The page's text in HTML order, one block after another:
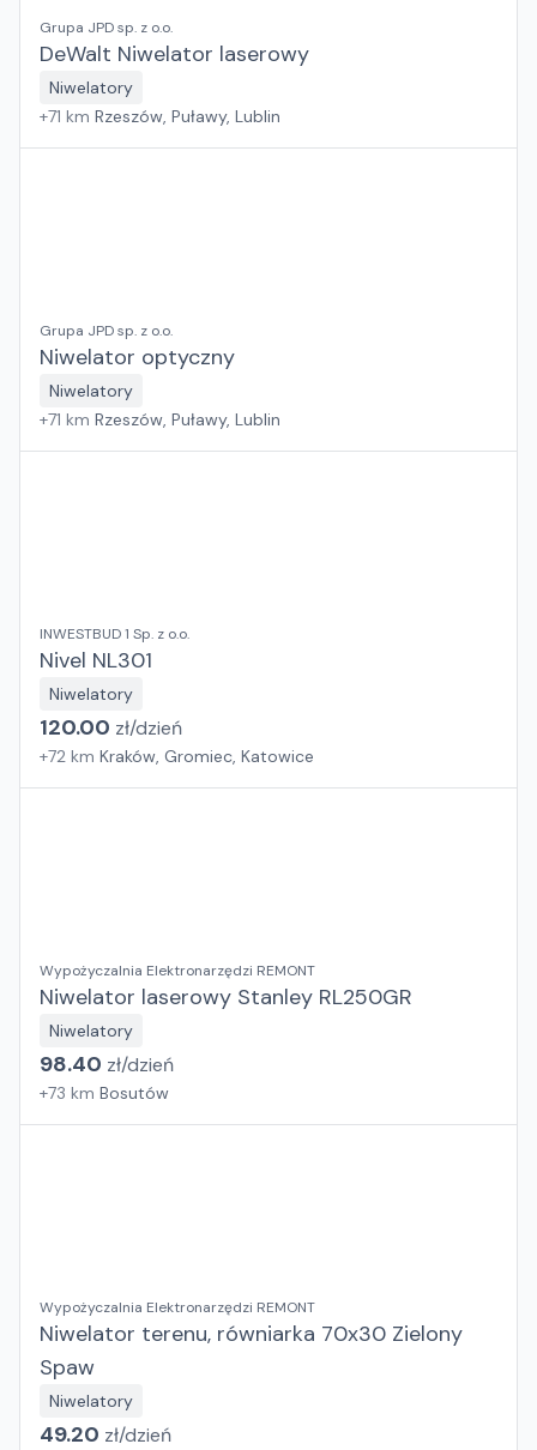
Grupa JPD sp. z o.o.
DeWalt Niwelator laserowy
Niwelatory
+71 km Rzeszów, Puławy, Lublin
Grupa JPD sp. z o.o.
Niwelator optyczny
Niwelatory
+71 km Rzeszów, Puławy, Lublin
INWESTBUD 1 Sp. z o.o.
Nivel NL301
Niwelatory
120.00 zł/dzień
+72 km Kraków, Gromiec, Katowice
Wypożyczalnia Elektronarzędzi REMONT
Niwelator laserowy Stanley RL250GR
Niwelatory
98.40 zł/dzień
+73 km Bosutów
Wypożyczalnia Elektronarzędzi REMONT
Niwelator terenu, równiarka 70x30 Zielony
Spaw
Niwelatory
49.20 zł/dzień